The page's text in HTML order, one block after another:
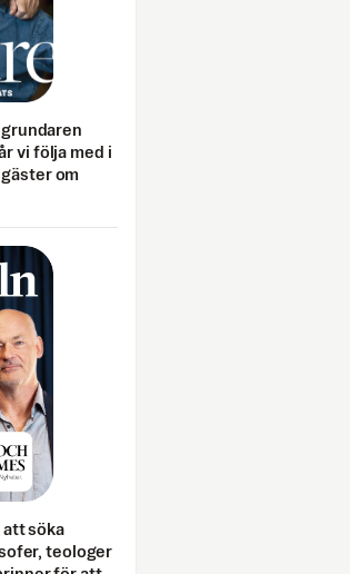
grundaren
vi följa med i
om
söka
teologer